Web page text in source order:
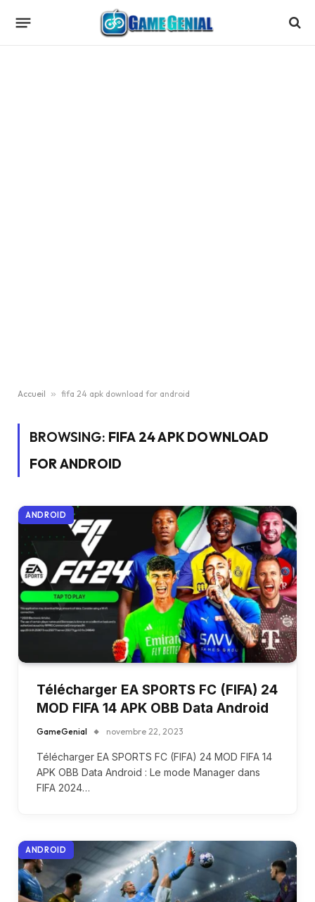
Accueil » fifa 24 apk download for android
BROWSING: FIFA 24 APK DOWNLOAD
FOR ANDROID
ANDROID
Télécharger EA SPORTS FC (FIFA) 24
MOD FIFA 14 APK OBB Data Android
GameGenial novembre 22, 2023
Télécharger EA SPORTS FC (FIFA) 24 MOD FIFA 14
APK OBB Data Android : Le mode Manager dans
FIFA 2024…
ANDROID